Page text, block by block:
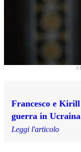
Francesco e
guerra in Ucraina
Leggi l'articolo